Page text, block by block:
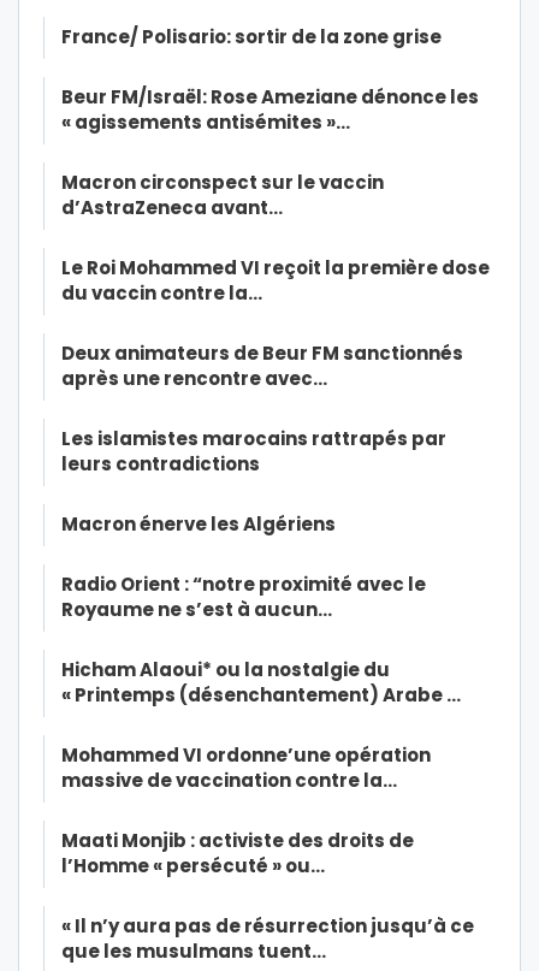
France/ Polisario: sortir de la zone grise
Beur FM/Israël: Rose Ameziane dénonce les
« agissements antisémites »…
Macron circonspect sur le vaccin
d’AstraZeneca avant…
Le Roi Mohammed VI reçoit la première dose
du vaccin contre la…
Deux animateurs de Beur FM sanctionnés
après une rencontre avec…
Les islamistes marocains rattrapés par
leurs contradictions
Macron énerve les Algériens
Radio Orient : “notre proximité avec le
Royaume ne s’est à aucun…
Hicham Alaoui* ou la nostalgie du
« Printemps (désenchantement) Arabe …
Mohammed VI ordonne’une opération
massive de vaccination contre la…
Maati Monjib : activiste des droits de
l’Homme « persécuté » ou…
« Il n’y aura pas de résurrection jusqu’à ce
que les musulmans tuent…